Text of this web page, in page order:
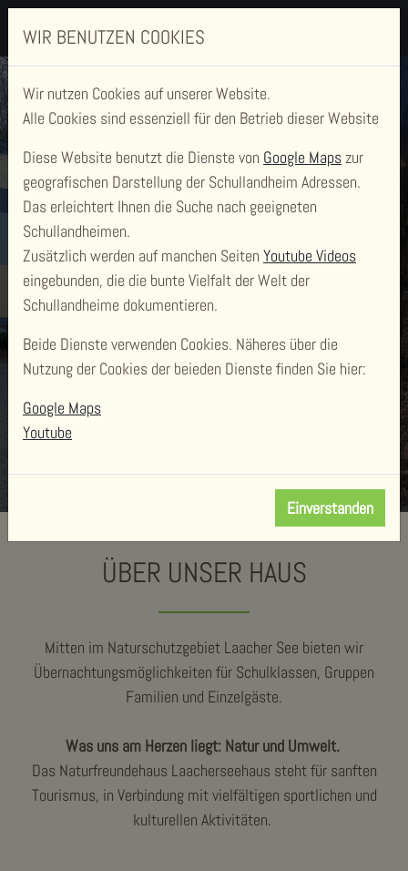
SCHULLANDHEIM
LAACHERSEEHAUS
ÜBER UNSER HAUS
Mitten im Naturschutzgebiet Laacher See bieten wir
Übernachtungsmöglichkeiten für Schulklassen, Gruppen
Familien und Einzelgäste.
Was uns am Herzen liegt: Natur und Umwelt.
Das Naturfreundehaus Laacherseehaus steht für sanften
Tourismus, in Verbindung mit vielfältigen sportlichen und
kulturellen Aktivitäten.
WIR BENUTZEN COOKIES
Wir nutzen Cookies auf unserer Website.
Alle Cookies sind essenziell für den Betrieb dieser Website
Diese Website benutzt die Dienste von Google Mapszur
geografischen Darstellung der Schullandheim Adressen.
Das erleichtert Ihnen die Suche nach geeigneten
Schullandheimen.
Zusätzlich werden auf manchen Seiten Youtube Videos
eingebunden, die die bunte Vielfalt der Welt der
Schullandheime dokumentieren.
Beide Dienste verwenden Cookies. Näheres über die
Nutzung der Cookies der beieden Dienste finden Sie hier:
Google Maps
Youtube
Einverstanden